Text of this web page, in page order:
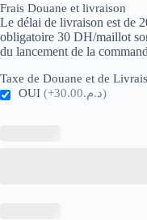
Frais Douane et livraison
Le délai de livraison est de
obligatoire 30 DH/maillot
du lancement de la
Taxe de Douane et de
OUI
(+د.م.30.00)